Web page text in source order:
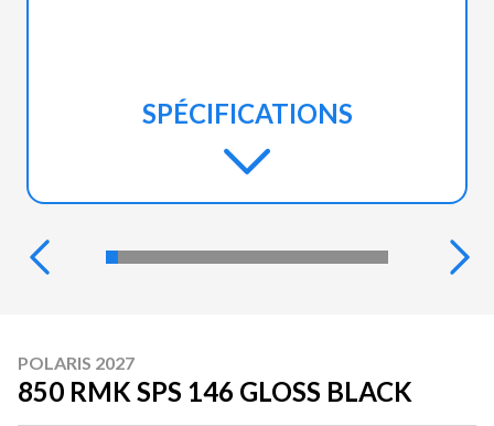
SPÉCIFICATIONS
POLARIS 2027
850 RMK SPS 146 GLOSS BLACK